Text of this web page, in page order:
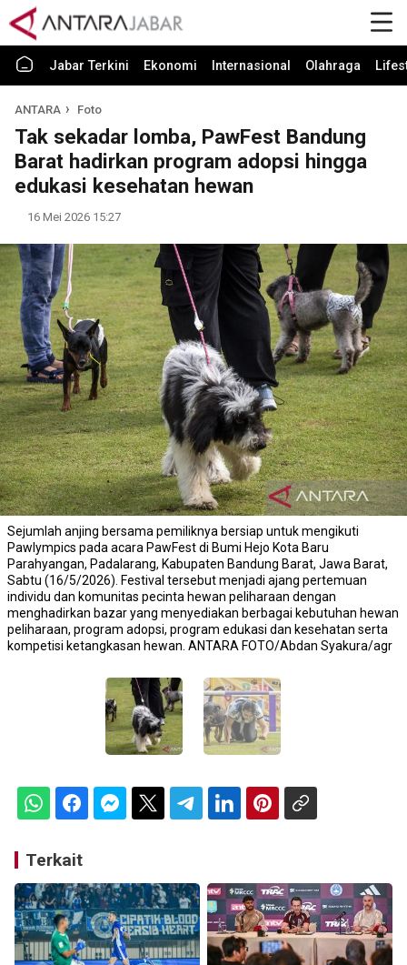
Jabar Terkini Ekonomi Internasional Olahraga
ANTARA Foto
Tak sekadar lomba, PawFest Bandung
Barat hadirkan program adopsi hingga
edukasi kesehatan hewan
16 Mei 2026 15:27
Sejumlah anjing bersama pemiliknya bersiap untuk mengikuti
Pawlympics pada acara PawFest di Bumi Hejo Kota Baru
Parahyangan, Padalarang, Kabupaten Bandung Barat, Jawa Barat,
Sabtu (16/5/2026). Festival tersebut menjadi ajang pertemuan
individu dan komunitas pecinta hewan peliharaan dengan
menghadirkan bazar yang menyediakan berbagai kebutuhan hewan
peliharaan, program adopsi, program edukasi dan kesehatan serta
kompetisi ketangkasan hewan. ANTARA FOTO/Abdan Syakura/agr
Terkait